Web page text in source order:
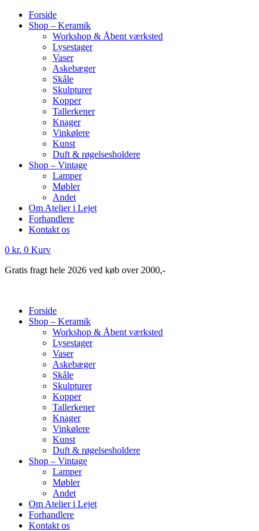
Forside
Shop – Keramik
Workshop & Åbent værksted
Lysestager
Vaser
Askebæger
Skåle
Skulpturer
Kopper
Tallerkener
Knager
Vinkølere
Kunst
Duft & røgelsesholdere
Shop – Vintage
Lamper
Møbler
Andet
Om Atelier i Lejet
Forhandlere
Kontakt os
0 kr. 0 Kurv
Gratis fragt hele 2026 ved køb over 2000,-
Forside
Shop – Keramik
Workshop & Åbent værksted
Lysestager
Vaser
Askebæger
Skåle
Skulpturer
Kopper
Tallerkener
Knager
Vinkølere
Kunst
Duft & røgelsesholdere
Shop – Vintage
Lamper
Møbler
Andet
Om Atelier i Lejet
Forhandlere
Kontakt os